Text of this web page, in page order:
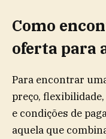
Como
oferta para
Para encontrar
preço,
e condições de
aquela que